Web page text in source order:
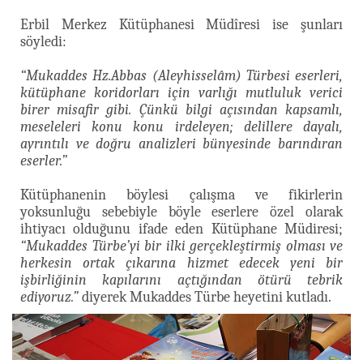
Erbil Merkez Kütüphanesi Müdîresi ise şunları
söyledi:
“Mukaddes Hz.Abbas (Aleyhisselâm) Türbesi eserleri,
kütüphane koridorları için varlığı mutluluk verici
birer misafir gibi. Çünkü bilgi açısından kapsamlı,
meseleleri konu konu irdeleyen; delillere dayalı,
ayrıntılı ve doğru analizleri bünyesinde barındıran
eserler.”
Kütüphanenin böylesi çalışma ve fikirlerin
yoksunluğu sebebiyle böyle eserlere özel olarak
ihtiyacı olduğunu ifade eden Kütüphane Müdiresi;
“Mukaddes Türbe’yi bir ilki gerçekleştirmiş olması ve
herkesin ortak çıkarına hizmet edecek yeni bir
işbirliğinin kapılarını açtığından ötürü tebrik
ediyoruz.”diyerek Mukaddes Türbe heyetini kutladı.